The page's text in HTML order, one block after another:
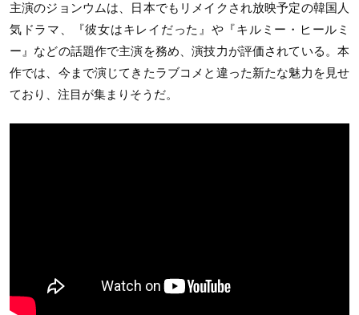
主演のジョンウムは、日本でもリメイクされ放映予定の韓国人
気ドラマ、『彼女はキレイだった』や『キルミー・ヒールミ
ー』などの話題作で主演を務め、演技力が評価されている。本
作では、今まで演じてきたラブコメと違った新たな魅力を見せ
ており、注目が集まりそうだ。